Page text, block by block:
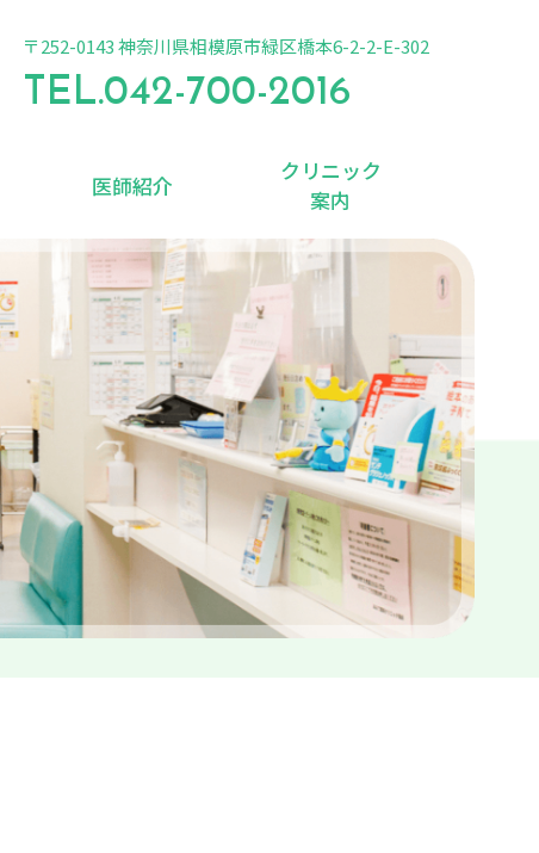
〒252-0143 神奈川県相模原市緑区橋本6-2-2-E-302
TEL.042-700-2016
医師紹介
クリニック
案内